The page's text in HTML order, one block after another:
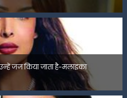
जज किया जाता है-मलाइका